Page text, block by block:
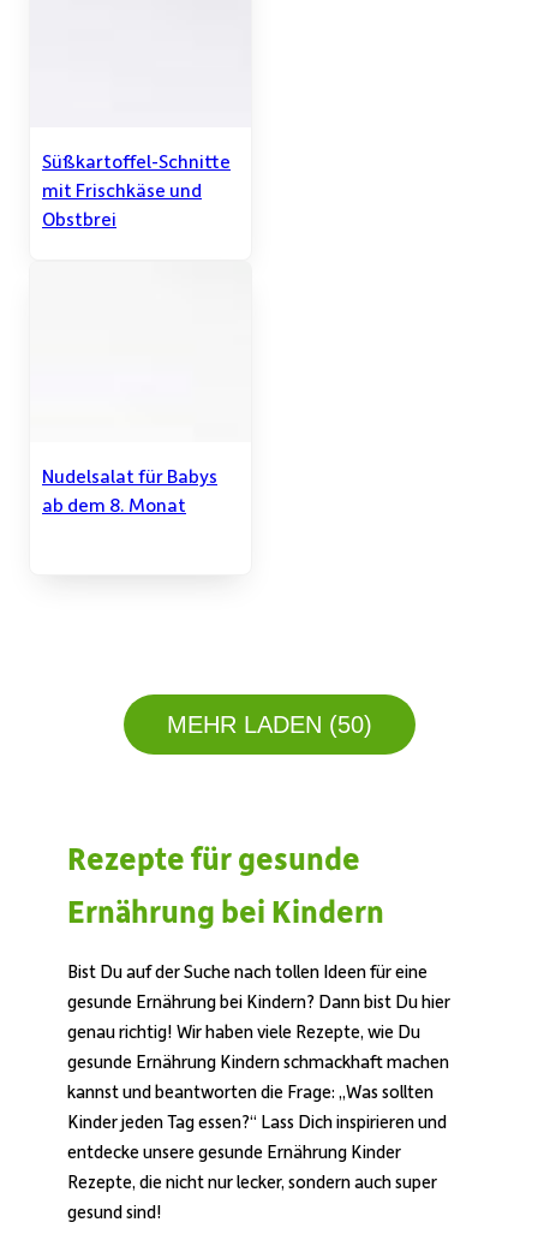
Süßkartoffel-Schnitte
mit Frischkäse und
Obstbrei
Nudelsalat für Babys
ab dem 8. Monat
MEHR LADEN (50)
Rezepte für gesunde
Ernährung bei Kindern
Bist Du auf der Suche nach tollen Ideen für eine
gesunde Ernährung bei Kindern? Dann bist Du hier
genau richtig! Wir haben viele Rezepte, wie Du
gesunde Ernährung Kindern schmackhaft machen
kannst und beantworten die Frage: „Was sollten
Kinder jeden Tag essen?“ Lass Dich inspirieren und
entdecke unsere gesunde Ernährung Kinder
Rezepte, die nicht nur lecker, sondern auch super
gesund sind!